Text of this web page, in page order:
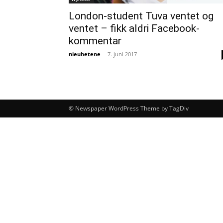
London-student Tuva ventet og
ventet – fikk aldri Facebook-
kommentar
nieuhetene - 7. juni 2017
© Newspaper WordPress Theme by TagDiv